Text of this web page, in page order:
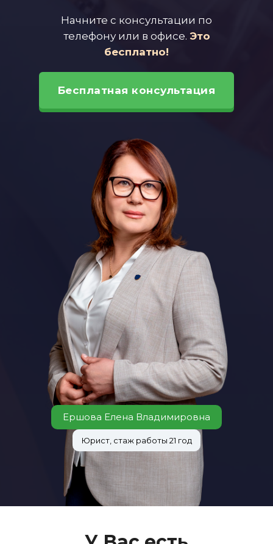
Ершова Елена Владимировна
Юрист, стаж работы 21 год
Бесплатная консультация
Начните с консультации по
телефону или в офисе. Это
бесплатно!